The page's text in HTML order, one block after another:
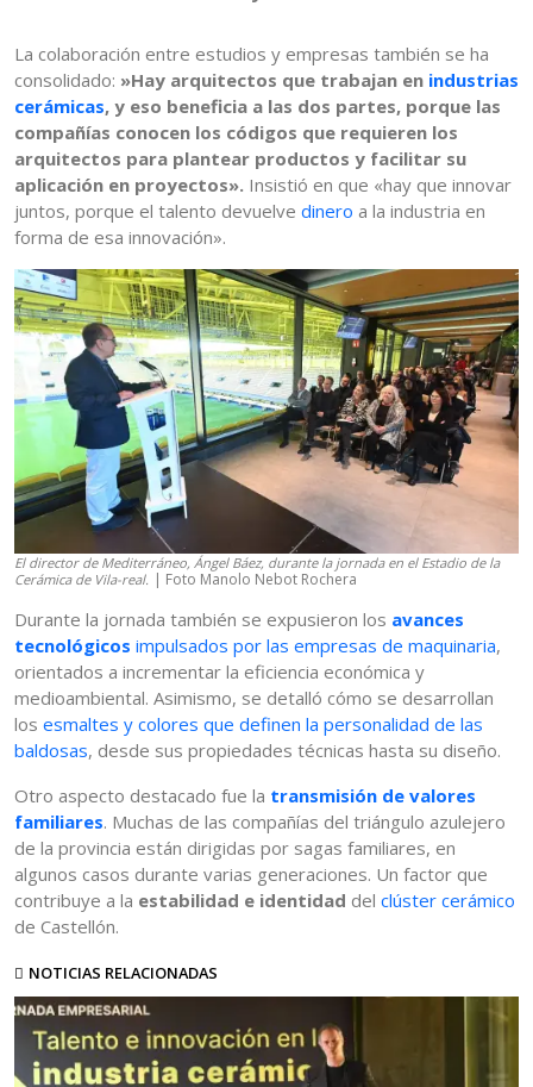
La colaboración entre estudios y empresas también se ha
consolidado: »Hay arquitectos que trabajan en industrias
cerámicas, y eso beneficia a las dos partes, porque las
compañías conocen los códigos que requieren los
arquitectos para plantear productos y facilitar su
aplicación en proyectos». Insistió en que «hay que innovar
juntos, porque el talento devuelve dinero a la industria en
forma de esa innovación».
El director de Mediterráneo, Ángel Báez, durante la jornada en el Estadio de la
Cerámica de Vila-real. | Foto Manolo Nebot Rochera
Durante la jornada también se expusieron los avances
tecnológicos impulsados por las empresas de maquinaria,
orientados a incrementar la eficiencia económica y
medioambiental. Asimismo, se detalló cómo se desarrollan
los esmaltes y colores que definen la personalidad de las
baldosas, desde sus propiedades técnicas hasta su diseño.
Otro aspecto destacado fue la transmisión de valores
familiares. Muchas de las compañías del triángulo azulejero
de la provincia están dirigidas por sagas familiares, en
algunos casos durante varias generaciones. Un factor que
contribuye a la estabilidad e identidad del clúster cerámico
de Castellón.
NOTICIAS RELACIONADAS